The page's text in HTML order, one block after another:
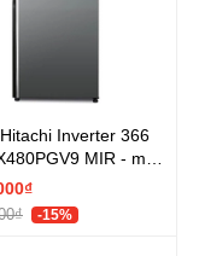
Inverter 366
MIR - mặt
lê- Chính hãng
-15%